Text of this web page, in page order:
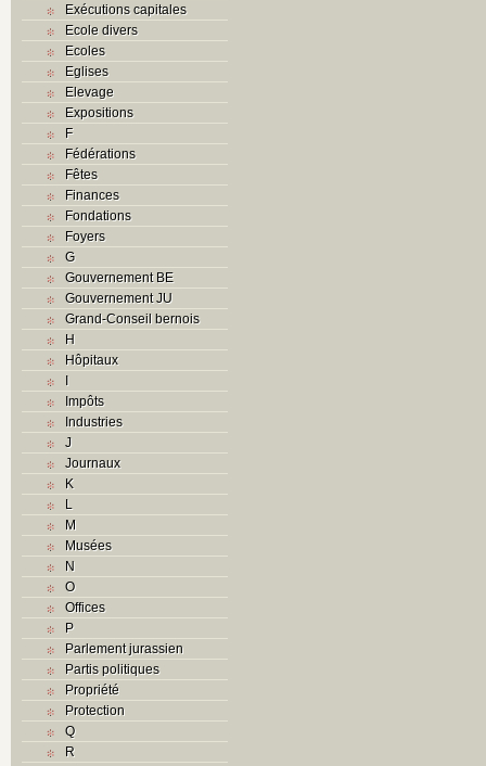
Exécutions capitales
Ecole divers
Ecoles
Eglises
Elevage
Expositions
F
Fédérations
Fêtes
Finances
Fondations
Foyers
G
Gouvernement BE
Gouvernement JU
Grand-Conseil bernois
H
Hôpitaux
I
Impôts
Industries
J
Journaux
K
L
M
Musées
N
O
Offices
P
Parlement jurassien
Partis politiques
Propriété
Protection
Q
R